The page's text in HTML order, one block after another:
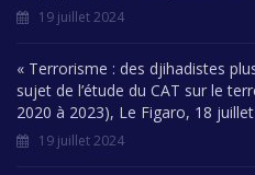
19 juillet 2024
« Terrorisme : des djihadistes
sujet de l’étude du CAT sur le
2020 à 2023), Le Figaro, 18
19 juillet 2024